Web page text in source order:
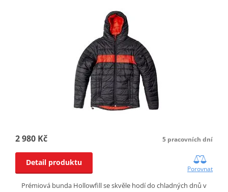
2 980 Kč 5 pracovních dní
Detail produktu
Porovnat
Prémiová bunda Hollowfill se skvěle hodí do chladných dnů v